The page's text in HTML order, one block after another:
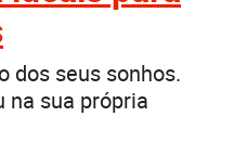
dos seus sonhos.
na sua própria